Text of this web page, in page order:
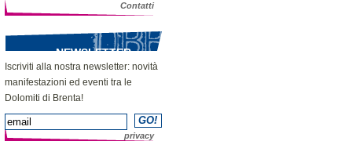
Contatti
NEWSLETTER
Iscriviti alla nostra newsletter: novità
manifestazioni ed eventi tra le
Dolomiti di Brenta!
privacy